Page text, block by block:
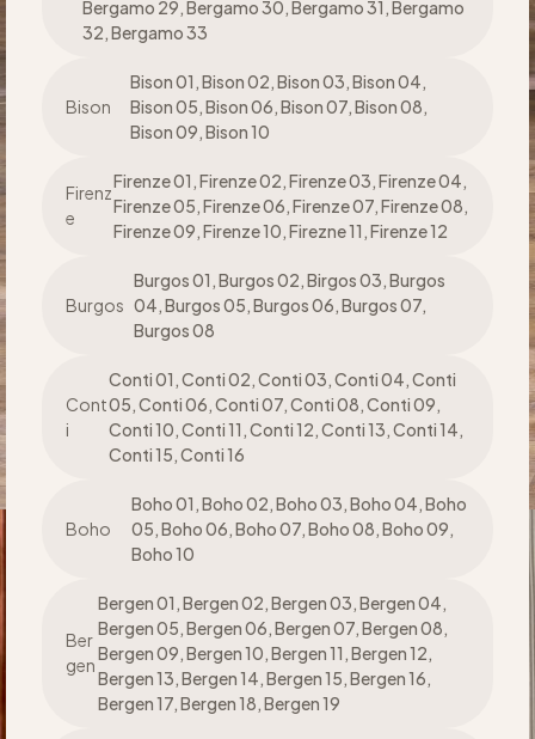
Bergamo 29, Bergamo 30, Bergamo 31, Bergamo
32, Bergamo 33
Bison
Bison 01, Bison 02, Bison 03, Bison 04,
Bison 05, Bison 06, Bison 07, Bison 08,
Bison 09, Bison 10
Firenz
e
Firenze 01, Firenze 02, Firenze 03, Firenze 04,
Firenze 05, Firenze 06, Firenze 07, Firenze 08,
Firenze 09, Firenze 10, Firezne 11, Firenze 12
Burgos
Burgos 01, Burgos 02, Birgos 03, Burgos
04, Burgos 05, Burgos 06, Burgos 07,
Burgos 08
Cont
i
Conti 01, Conti 02, Conti 03, Conti 04, Conti
05, Conti 06, Conti 07, Conti 08, Conti 09,
Conti 10, Conti 11, Conti 12, Conti 13, Conti 14,
Conti 15, Conti 16
Boho
Boho 01, Boho 02, Boho 03, Boho 04, Boho
05, Boho 06, Boho 07, Boho 08, Boho 09,
Boho 10
Ber
gen
Bergen 01, Bergen 02, Bergen 03, Bergen 04,
Bergen 05, Bergen 06, Bergen 07, Bergen 08,
Bergen 09, Bergen 10, Bergen 11, Bergen 12,
Bergen 13, Bergen 14, Bergen 15, Bergen 16,
Bergen 17, Bergen 18, Bergen 19